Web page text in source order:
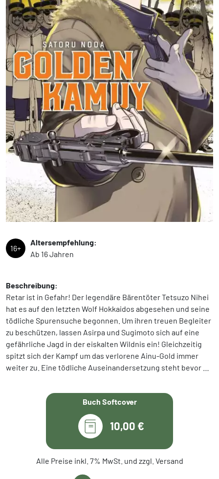
16+
Altersempfehlung:
Ab 16 Jahren
Beschreibung:
Retar ist in Gefahr! Der legendäre Bärentöter Tetsuzo Nihei
hat es auf den letzten Wolf Hokkaidos abgesehen und seine
tödliche Spurensuche begonnen. Um ihren treuen Begleiter
zu beschützen, lassen Asirpa und Sugimoto sich auf eine
gefährliche Jagd in der eiskalten Wildnis ein! Gleichzeitig
spitzt sich der Kampf um das verlorene Ainu-Gold immer
weiter zu. Eine tödliche Auseinandersetzung steht bevor …
Buch Softcover
10,00 €
Alle Preise inkl. 7% MwSt. und zzgl. Versand